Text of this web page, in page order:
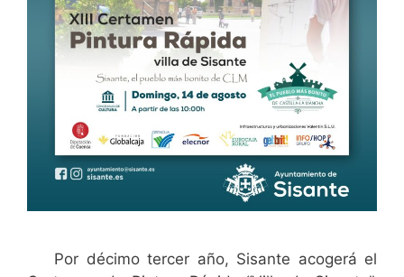
Por décimo tercer año, Sisante acogerá el